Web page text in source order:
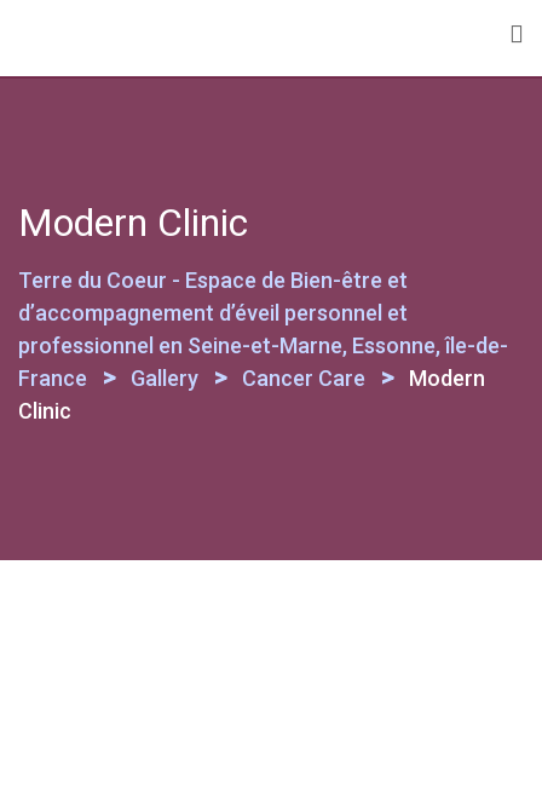
content
Modern Clinic
Terre du Coeur - Espace de Bien-être et
d’accompagnement d’éveil personnel et
professionnel en Seine-et-Marne, Essonne, île-de-
France
> Gallery > Cancer Care >
Modern
Clinic